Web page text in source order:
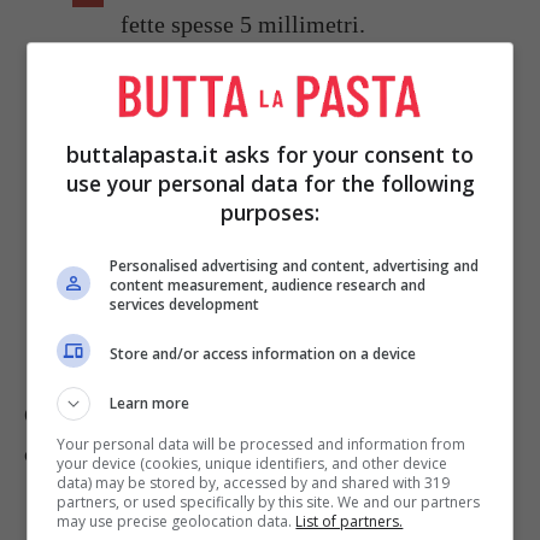
fette spesse 5 millimetri.
Disponete le fette distanziandole tra
carta da forno.
forno preriscaldato a 190°-200° per 10
minuti circa.
Questi biscottini marmorizzati oltre che per
colazione, sono ottimi all'ora del thé.
Foto diIrma
buttalapasta.it asks for your consent to
use your personal data for the following
purposes:
Personalised advertising and content, advertising and
content measurement, audience research and
services development
Store and/or access information on a device
Learn more
Your personal data will be processed and information from
your device (cookies, unique identifiers, and other device
data) may be stored by, accessed by and shared with 319
partners, or used specifically by this site. We and our partners
may use precise geolocation data. List of partners.